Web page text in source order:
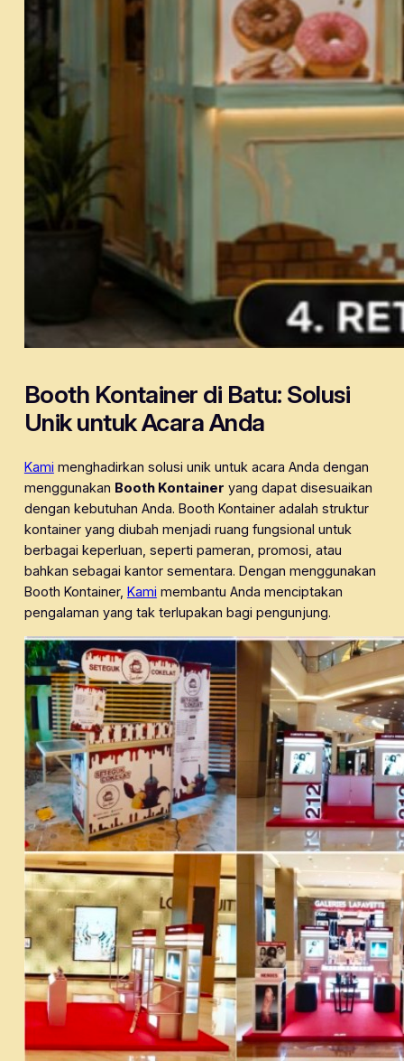
Booth Kontainer di Batu: Solusi
Unik untuk Acara Anda
Kami menghadirkan solusi unik untuk acara Anda dengan
menggunakan Booth Kontainer yang dapat disesuaikan
dengan kebutuhan Anda. Booth Kontainer adalah struktur
kontainer yang diubah menjadi ruang fungsional untuk
berbagai keperluan, seperti pameran, promosi, atau
bahkan sebagai kantor sementara. Dengan menggunakan
Booth Kontainer, Kami membantu Anda menciptakan
pengalaman yang tak terlupakan bagi pengunjung.